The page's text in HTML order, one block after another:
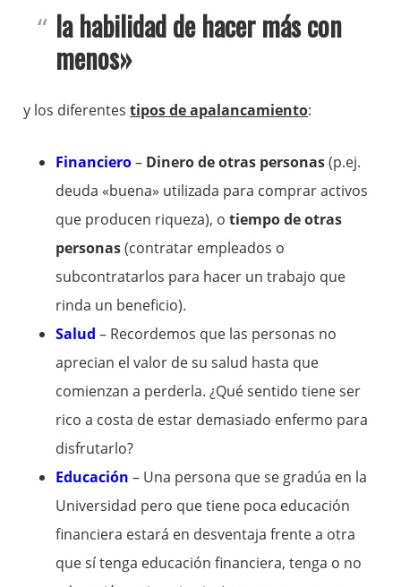
la habilidad de hacer más con
menos»
y los diferentestipos de apalancamiento:
Financiero– Dinero de otras personas(p.ej.
deuda «buena» utilizada para comprar activos
que producen riqueza), o tiempo de otras
personas(contratar empleados o
subcontratarlos para hacer un trabajo que
rinda un beneficio).
Salud – Recordemos que las personas no
aprecian el valor de su salud hasta que
comienzan a perderla. ¿Qué sentido tiene ser
rico a costa de estar demasiado enfermo para
disfrutarlo?
Educación – Una persona que se gradúa en la
Universidad pero que tiene poca educación
financiera estará en desventaja frente a otra
que sí tenga educación financiera, tenga o no